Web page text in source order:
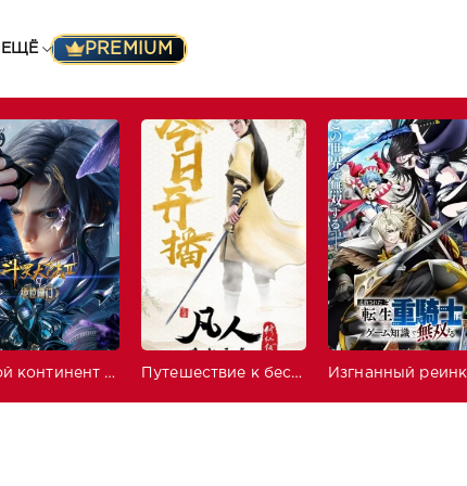
ЕЩЁ PREMIUM
Боевой континент 2: Непревзойдённый клан Тан Путешествие к бессмертию